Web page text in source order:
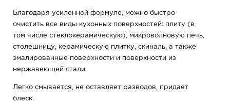
Благодаря усиленной формуле, можно быстро
очистить все виды кухонных поверхностей: плиту (в
том числе стеклокерамическую), микроволновую печь,
столешницу, керамическую плитку, скиналь, а также
эмалированные поверхности и поверхности из
нержавеющей стали.
Легко смывается, не оставляет разводов, придает
блеск.